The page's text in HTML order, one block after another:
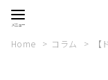
Home コラム